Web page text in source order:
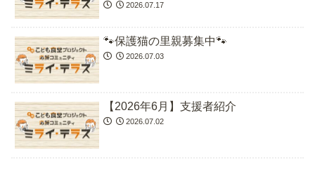
2026.07.17
🐾保護猫の里親募集中🐾
2026.07.03
【2026年6月】支援者紹介
2026.07.02